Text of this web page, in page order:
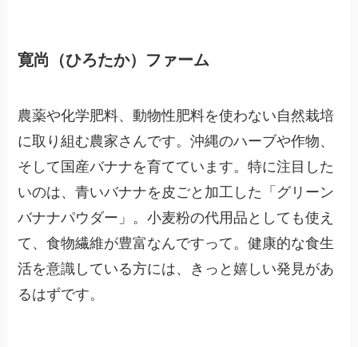
寛尚（ひろたか）ファーム
農薬や化学肥料、動物性肥料を使わない自然栽培
に取り組む農家さんです。沖縄のハーブや作物、
そして国産バナナを育てています。特に注目した
いのは、青いバナナを皮ごと加工した「グリーン
バナナパウダー」。小麦粉の代用品としても使え
て、食物繊維が豊富なんですって。健康的な食生
活を意識している方には、きっと嬉しい発見があ
るはずです。